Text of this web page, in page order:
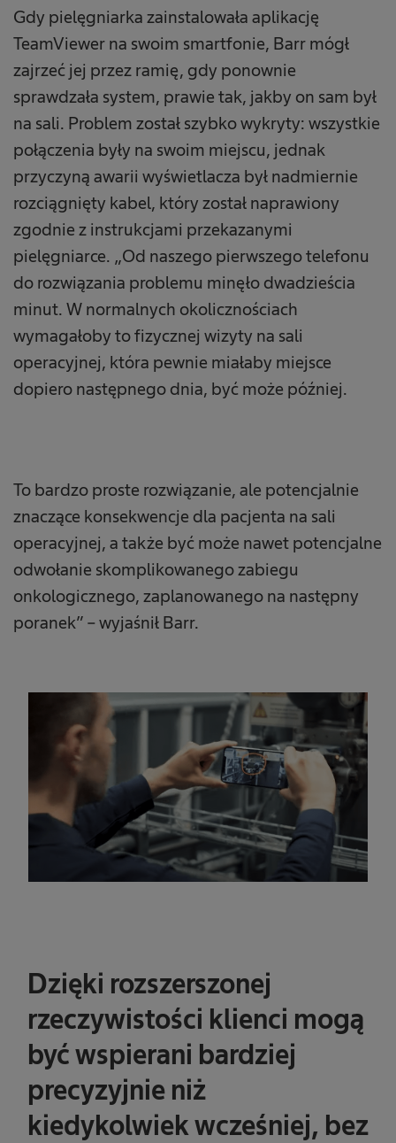
Gdy pielęgniarka zainstalowała aplikację
TeamViewer na swoim smartfonie, Barr mógł
zajrzeć jej przez ramię, gdy ponownie
sprawdzała system, prawie tak, jakby on sam był
na sali. Problem został szybko wykryty: wszystkie
połączenia były na swoim miejscu, jednak
przyczyną awarii wyświetlacza był nadmiernie
rozciągnięty kabel, który został naprawiony
zgodnie z instrukcjami przekazanymi
pielęgniarce. „Od naszego pierwszego telefonu
do rozwiązania problemu minęło dwadzieścia
minut. W normalnych okolicznościach
wymagałoby to fizycznej wizyty na sali
operacyjnej, która pewnie miałaby miejsce
dopiero następnego dnia, być może później.
To bardzo proste rozwiązanie, ale potencjalnie
znaczące konsekwencje dla pacjenta na sali
operacyjnej, a także być może nawet potencjalne
odwołanie skomplikowanego zabiegu
onkologicznego, zaplanowanego na następny
poranek” – wyjaśnił Barr.
Dzięki rozszerszonej
rzeczywistości klienci mogą
być wspierani bardziej
precyzyjnie niż
kiedykolwiek wcześniej, bez